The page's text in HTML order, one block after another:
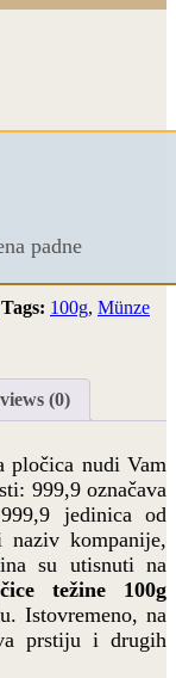
padne
Tags: 100g, Münze
(0)
pločica nudi Vam
999,9 označava
jedinica od
kompanije,
su utisnuti na
težine 100g
Istovremeno, na
prstiju i drugih